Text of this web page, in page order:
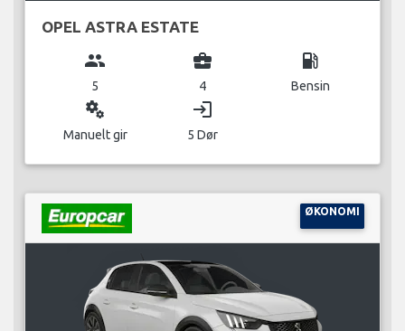
OPEL ASTRA ESTATE
group
5
business_center
4
local_gas_station
Bensin
miscellaneous_services
Manuelt gir
login
5 Dør
ØKONOMI